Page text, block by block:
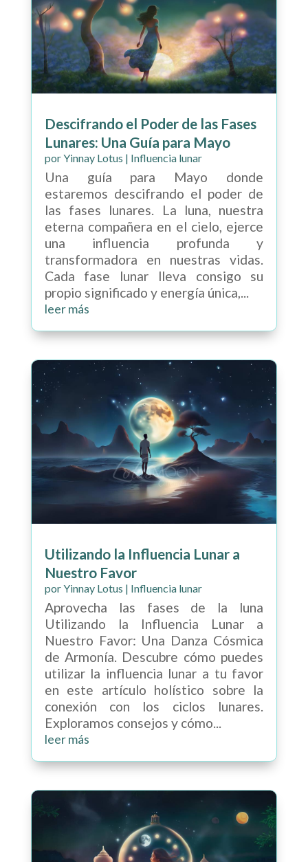
Descifrando el Poder de las Fases
Lunares: Una Guía para Mayo
porYinnay Lotus | Influencia lunar
Una guía para Mayo donde
estaremos descifrando el poder de
las fases lunares. La luna, nuestra
eterna compañera en el cielo, ejerce
una influencia profunda y
transformadora en nuestras vidas.
Cada fase lunar lleva consigo su
propio significado y energía única,...
leer más
Utilizando la Influencia Lunar a
Nuestro Favor
porYinnay Lotus | Influencia lunar
Aprovecha las fases de la luna
Utilizando la Influencia Lunar a
Nuestro Favor: Una Danza Cósmica
de Armonía. Descubre cómo puedes
utilizar la influencia lunar a tu favor
en este artículo holístico sobre la
conexión con los ciclos lunares.
Exploramos consejos y cómo...
leer más